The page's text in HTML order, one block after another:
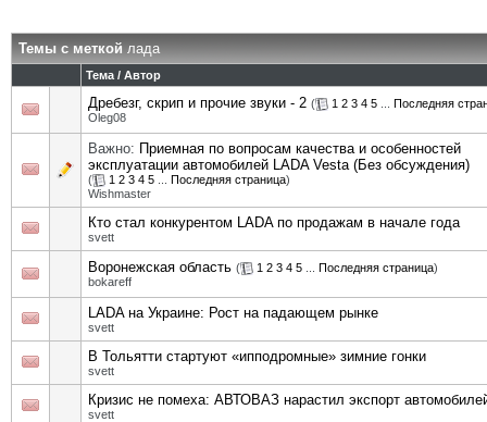
Темы с меткойлада
Тема / Автор
Дребезг, скрип и прочие звуки - 2 ( 1 2 3 4 5
Последняя
Oleg08
Важно: Приемная по вопросам качества и особенностей
эксплуатации автомобилей LADA Vesta (Без обсуждения)
( 1 2 3 4 5 Последняя страница)
Wishmaster
Кто стал конкурентом LADA по продажам в начале года
svett
Воронежская область ( 1 2 3 4 5 Последняя страница)
bokareff
LADA на Украине: Рост на падающем рынке
svett
В Тольятти стартуют «ипподромные» зимние гонки
svett
Кризис не помеха: АВТОВАЗ нарастил экспорт
svett